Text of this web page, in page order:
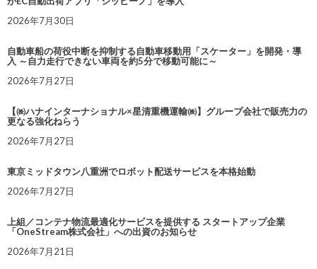
2026年7月30日
自動車船の荷役中断を抑制する自動車移動用「スケーター」を開発・導
入 ～自力走行できない車両を約5分で移動可能に～
2026年7月27日
【㈱ハナインターナショナル×星清重機運輸㈱】グループ会社で販売力の
更なる強化ねらう
2026年7月27日
東京ミッドタウン八重洲でロボット配送サービスを本格始動
2026年7月27日
上組／コンテナ物流最適化サービスを提供する スタートアップ企業
「OneStream株式会社」への出資のお知らせ
2026年7月21日